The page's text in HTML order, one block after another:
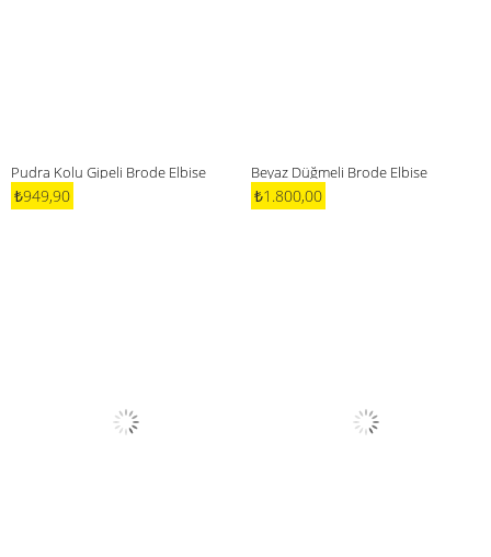
Pudra Kolu Gipeli Brode Elbise
₺949,90
Beyaz Düğmeli Brode Elbise
₺1.800,00